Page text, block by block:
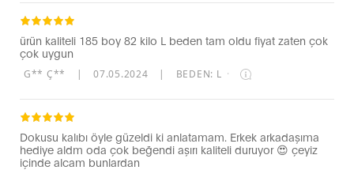
ürün kaliteli 185 boy 82 kilo L beden tam oldu fiyat zaten çok
çok uygun
G** Ç** | 07.05.2024 | BEDEN: L ·
Dokusu kalıbı öyle güzeldi ki anlatamam. Erkek arkadaşıma
hediye aldm oda çok beğendi aşırı kaliteli duruyor 😍 çeyiz
içinde alcam bunlardan